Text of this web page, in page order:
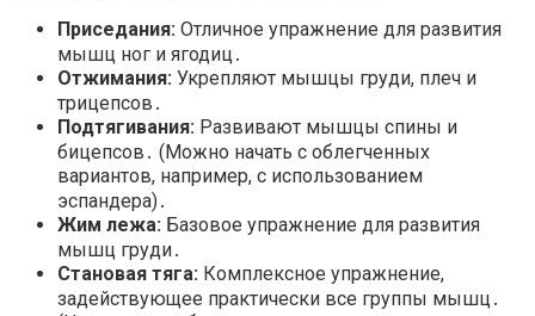
Приседания: Отличное упражнение для развития
мышц ног и ягодиц․
Отжимания: Укрепляют мышцы груди, плеч и
трицепсов․
Подтягивания: Развивают мышцы спины и
бицепсов․ (Можно начать с облегченных
вариантов, например, с использованием
эспандера)․
Жим лежа: Базовое упражнение для развития
мышц груди․
Становая тяга: Комплексное упражнение,
задействующее практически все группы мышц․